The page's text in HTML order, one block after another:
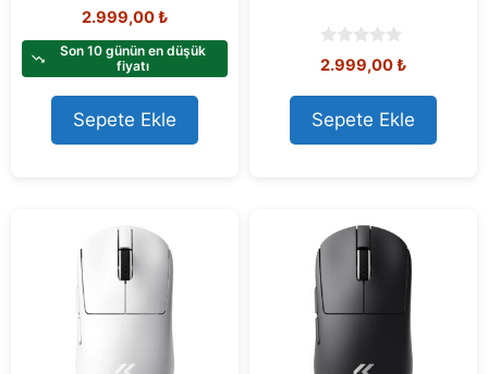
0
o
u
5
2.999,00₺
Son 10 günün en düşük
fiyatı
Sepete Ekle
0
o
u
t
o
f
2.999,00₺
Sepete Ekle